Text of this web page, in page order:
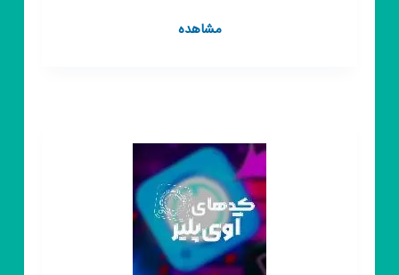
مشاهدهکانال